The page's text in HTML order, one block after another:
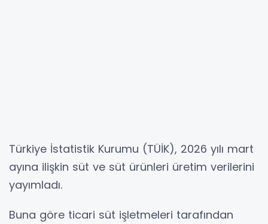
Türkiye İstatistik Kurumu (TÜİK), 2026 yılı mart
ayına ilişkin süt ve süt ürünleri üretim verilerini
yayımladı.
Buna göre ticari süt işletmeleri tarafından